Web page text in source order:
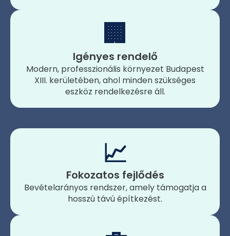
🏢
Igényes rendelő
Modern, professzionális környezet Budapest
XIII. kerületében, ahol minden szükséges
eszköz rendelkezésre áll.
📈
Fokozatos fejlődés
Bevételarányos rendszer, amely támogatja a
hosszú távú építkezést.